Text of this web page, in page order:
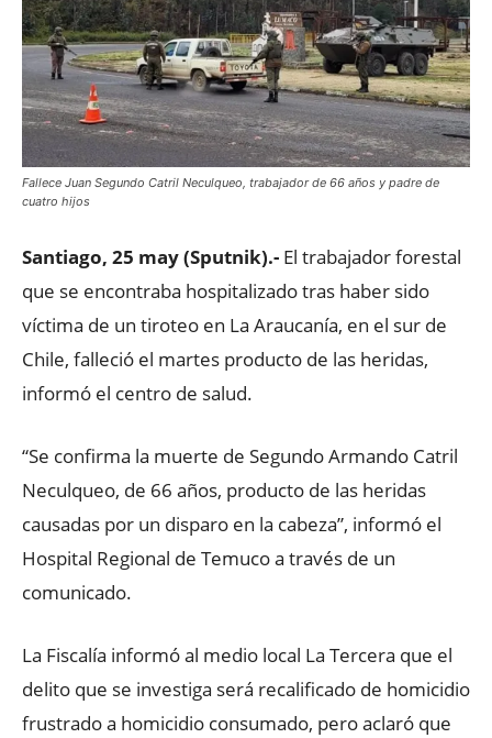
Fallece Juan Segundo Catril Neculqueo, trabajador de 66 años y padre de
cuatro hijos
Santiago, 25 may (Sputnik).- El trabajador forestal
que se encontraba hospitalizado tras haber sido
víctima de un tiroteo en La Araucanía, en el sur de
Chile, falleció el martes producto de las heridas,
informó el centro de salud.
“Se confirma la muerte de Segundo Armando Catril
Neculqueo, de 66 años, producto de las heridas
causadas por un disparo en la cabeza”, informó el
Hospital Regional de Temuco a través de un
comunicado.
La Fiscalía informó al medio local La Tercera que el
delito que se investiga será recalificado de homicidio
frustrado a homicidio consumado, pero aclaró que